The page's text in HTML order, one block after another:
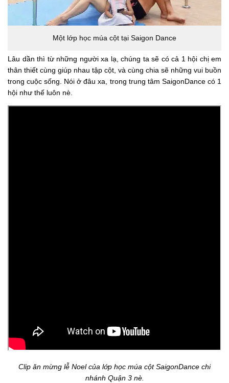
Một lớp học múa cột tại Saigon Dance
Lâu dần thì từ những người xa lạ, chúng ta sẽ có cả 1 hội chị em
thân thiết cùng giúp nhau tập cột, và cùng chia sẽ những vui buồn
trong cuộc sống. Nói ở đâu xa, trong trung tâm SaigonDance có 1
hội như thế luôn nè.
Clip ăn mừng lễ Noel của lớp học múa cột SaigonDance chi
nhánh Quận 3 nè.